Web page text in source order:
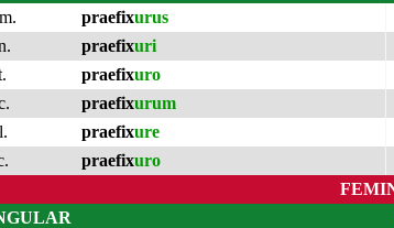
praefixurus
praefixuri
praefixuro
praefixurum
praefixure
praefixuro